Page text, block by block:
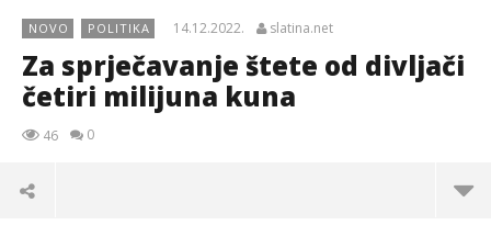
NOVO POLITIKA 14.12.2022. slatina.net
Za sprječavanje štete od divljači
četiri milijuna kuna
46 0